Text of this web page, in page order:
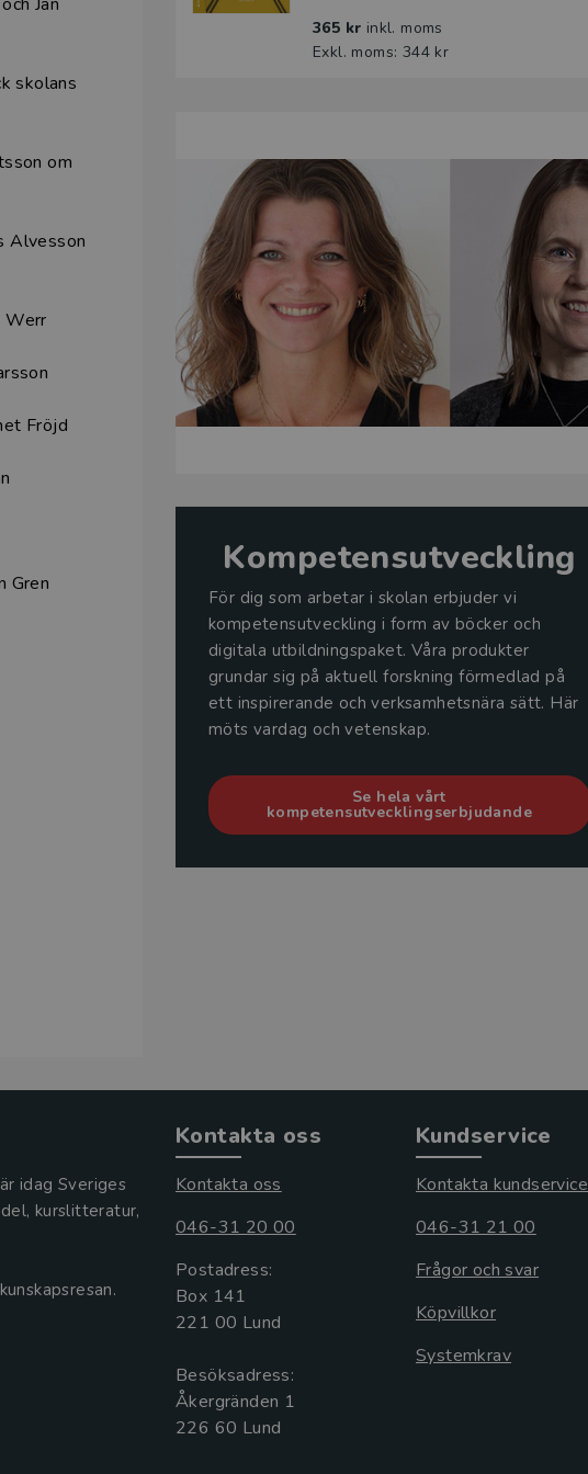
skolans
om
Alvesson
Werr
Fröjd
Gren
365 kr inkl. moms
Exkl. moms: 344 kr
Kompetensutveckling
För dig som arbetar i skolan erbjuder vi
kompetensutveckling i form av böcker och
digitala utbildningspaket. Våra produkter
grundar sig på aktuell forskning förmedlad på
ett inspirerande och verksamhetsnära sätt. Här
möts vardag och vetenskap.
Se hela vårt
kompetensutvecklingserbjudande
idag Sveriges
kurslitteratur,
Kontakta oss
Kontakta oss
046-31 20 00
Postadress:
Box 141
221 00 Lund
Besöksadress:
Åkergränden 1
Kundservice
Kontakta kundservice
046-31 21 00
Frågor och svar
Köpvillkor
Systemkrav